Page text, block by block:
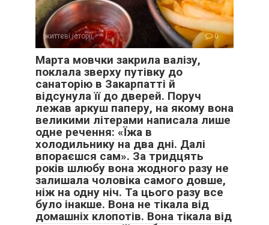
життєві історії 0
Марта мовчки закрила валізу,
поклала зверху путівку до
санаторію в Закарпатті й
відсунула її до дверей. Поруч
лежав аркуш паперу, на якому вона
великими літерами написала лише
одне речення: «Їжа в
холодильнику на два дні. Далі
впораєшся сам». За тридцять
років шлюбу вона жодного разу не
залишала чоловіка самого довше,
ніж на одну ніч. Та цього разу все
було інакше. Вона не тікала від
домашніх клопотів. Вона тікала від